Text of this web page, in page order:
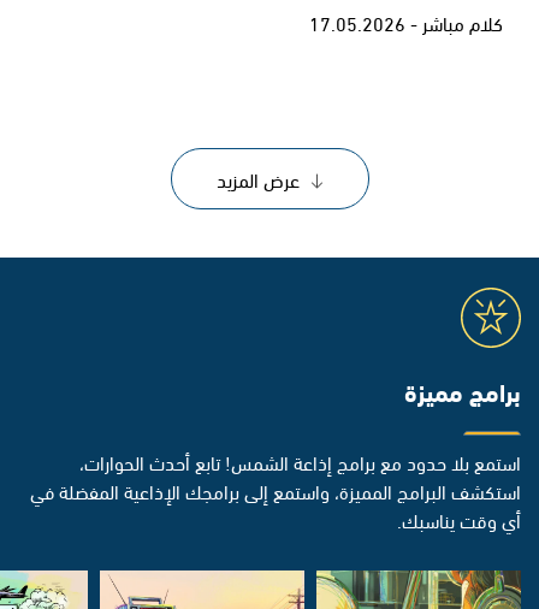
كلام مباشر - 17.05.2026
عرض المزيد
برامج مميزة
استمع بلا حدود مع برامج إذاعة الشمس! تابع أحدث الحوارات،
استكشف البرامج المميزة، واستمع إلى برامجك الإذاعية المفضلة في
أي وقت يناسبك.